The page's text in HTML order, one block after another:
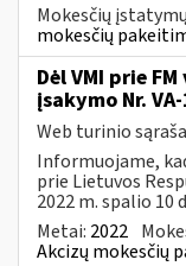
Mokesčių
mokesčių
Dėl VMI prie
įsakymo Nr.
Web turinio
Informuojame,
prie Lietuvos
2022 m. spalio 10
Metai: 2022
Akcizų mokesčių